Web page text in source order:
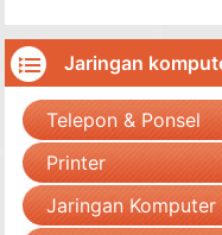
Jaringan
Telepon & Ponsel
Printer
Jaringan Komputer